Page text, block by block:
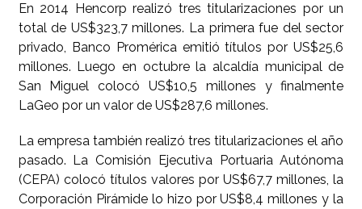
En 2014 Hencorp realizó tres titularizaciones por un
total de US$323,7 millones. La primera fue del sector
privado, Banco Promérica emitió títulos por US$25,6
millones. Luego en octubre la alcaldía municipal de
San Miguel colocó US$10,5 millones y finalmente
LaGeo por un valor de US$287,6 millones.
La empresa también realizó tres titularizaciones el año
pasado. La Comisión Ejecutiva Portuaria Autónoma
(CEPA) colocó títulos valores por US$67,7 millones, la
Corporación Pirámide lo hizo por US$8,4 millones y la